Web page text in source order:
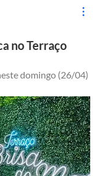
no Terraço
domingo (26/04)